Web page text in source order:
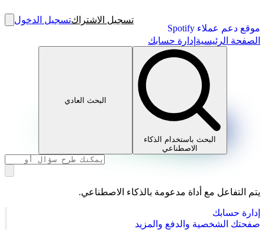
موقع دعم عملاء Spotify
تسجيل الاشتراكتسجيل الدخول
الصفحة الرئيسية إدارة حسابك
البحث باستخدام الذكاء
الاصطناعي
البحث العادي
يتم التفاعل مع أداة مدعومة بالذكاء الاصطناعي.
إدارة حسابك
صفحتك الشخصية والدفع والمزيد